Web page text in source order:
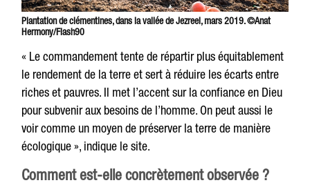
Plantation de clémentines, dans la vallée de Jezreel, mars 2019. ©Anat
Hermony/Flash90
« Le commandement tente de répartir plus équitablement
le rendement de la terre et sert à réduire les écarts entre
riches et pauvres. Il met l’accent sur la confiance en Dieu
pour subvenir aux besoins de l’homme.On peut aussi le
voir comme un moyen de préserver la terre de manière
écologique », indique le site.
Comment est-elle concrètement observée ?